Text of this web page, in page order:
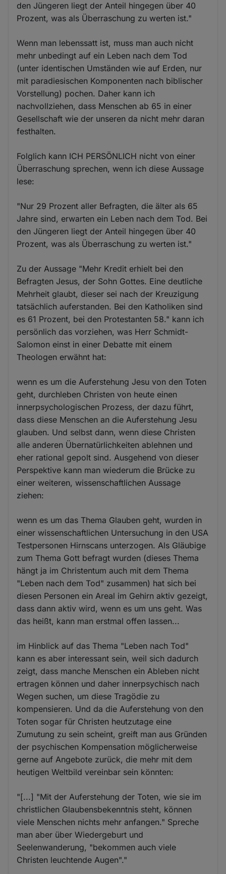
den Jüngeren liegt der Anteil hingegen über 40
Prozent, was als Überraschung zu werten ist."
Wenn man lebenssatt ist, muss man auch nicht
mehr unbedingt auf ein Leben nach dem Tod
(unter identischen Umständen wie auf Erden, nur
mit paradiesischen Komponenten nach biblischer
Vorstellung) pochen. Daher kann ich
nachvollziehen, dass Menschen ab 65 in einer
Gesellschaft wie der unseren da nicht mehr daran
festhalten.
Folglich kann ICH PERSÖNLICH nicht von einer
Überraschung sprechen, wenn ich diese Aussage
lese:
"Nur 29 Prozent aller Befragten, die älter als 65
Jahre sind, erwarten ein Leben nach dem Tod. Bei
den Jüngeren liegt der Anteil hingegen über 40
Prozent, was als Überraschung zu werten ist."
Zu der Aussage "Mehr Kredit erhielt bei den
Befragten Jesus, der Sohn Gottes. Eine deutliche
Mehrheit glaubt, dieser sei nach der Kreuzigung
tatsächlich auferstanden. Bei den Katholiken sind
es 61 Prozent, bei den Protestanten 58." kann ich
persönlich das vorziehen, was Herr Schmidt-
Salomon einst in einer Debatte mit einem
Theologen erwähnt hat:
wenn es um die Auferstehung Jesu von den Toten
geht, durchleben Christen von heute einen
innerpsychologischen Prozess, der dazu führt,
dass diese Menschen an die Auferstehung Jesu
glauben. Und selbst dann, wenn diese Christen
alle anderen Übernatürlichkeiten ablehnen und
eher rational gepolt sind. Ausgehend von dieser
Perspektive kann man wiederum die Brücke zu
einer weiteren, wissenschaftlichen Aussage
ziehen:
wenn es um das Thema Glauben geht, wurden in
einer wissenschaftlichen Untersuchung in den USA
Testpersonen Hirnscans unterzogen. Als Gläubige
zum Thema Gott befragt wurden (dieses Thema
hängt ja im Christentum auch mit dem Thema
"Leben nach dem Tod" zusammen) hat sich bei
diesen Personen ein Areal im Gehirn aktiv gezeigt,
dass dann aktiv wird, wenn es um uns geht. Was
das heißt, kann man erstmal offen lassen...
im Hinblick auf das Thema "Leben nach Tod"
kann es aber interessant sein, weil sich dadurch
zeigt, dass manche Menschen ein Ableben nicht
ertragen können und daher innerpsychisch nach
Wegen suchen, um diese Tragödie zu
kompensieren. Und da die Auferstehung von den
Toten sogar für Christen heutzutage eine
Zumutung zu sein scheint, greift man aus Gründen
der psychischen Kompensation möglicherweise
gerne auf Angebote zurück, die mehr mit dem
heutigen Weltbild vereinbar sein könnten:
"[...] "Mit der Auferstehung der Toten, wie sie im
christlichen Glaubensbekenntnis steht, können
viele Menschen nichts mehr anfangen." Spreche
man aber über Wiedergeburt und
Seelenwanderung, "bekommen auch viele
Christen leuchtende Augen"."